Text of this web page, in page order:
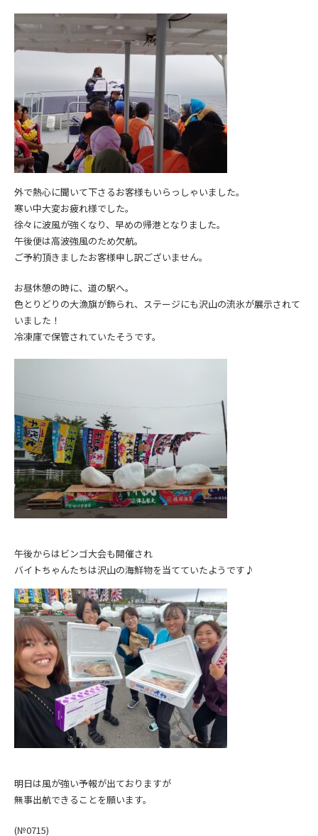
外で熱心に聞いて下さるお客様もいらっしゃいました。
寒い中大変お疲れ様でした。
徐々に波風が強くなり、早めの帰港となりました。
午後便は高波強風のため欠航。
ご予約頂きましたお客様申し訳ございません。
お昼休憩の時に、道の駅へ。
色とりどりの大漁旗が飾られ、ステージにも沢山の流氷が展示されて
いました！
冷凍庫で保管されていたそうです。
午後からはビンゴ大会も開催され
バイトちゃんたちは沢山の海鮮物を当てていたようです♪
明日は風が強い予報が出ておりますが
無事出航できることを願います。
(№0715)